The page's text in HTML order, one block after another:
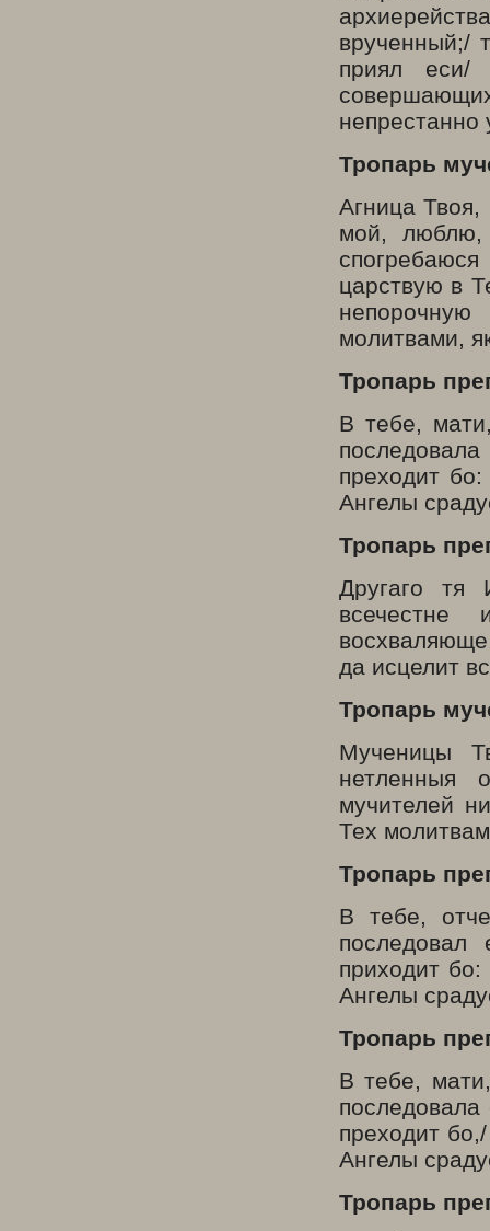
врученный;/
приял еси/
непрестанно
Тропарь
Агница
мой, люблю,
царствую в
молитвами,
Тропарь
В тебе,
преходит
Ангелы
Тропарь
Другаго тя
всечестне
да исцелит
Тропарь
Мученицы
нетленныя
мучителей
Тех
Тропарь
В тебе,
приходит
Ангелы
Тропарь
В тебе,
преходит
Ангелы
Тропарь